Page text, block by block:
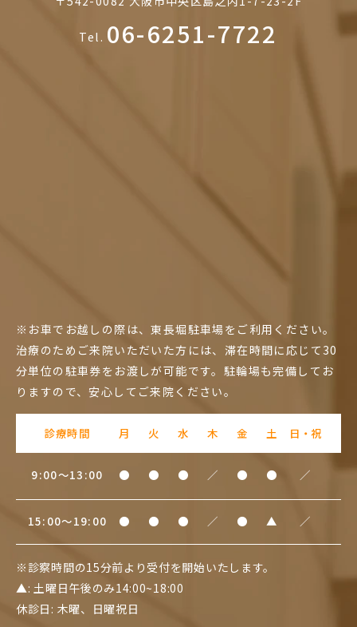
Tel. 06-6251-7722
※お車でお越しの際は、東長堀駐車場をご利用ください。
治療のためご来院いただいた方には、滞在時間に応じて30
分単位の駐車券をお渡しが可能です。駐輪場も完備してお
りますので、安心してご来院ください。
診療時間 月 火 水 木 金 土 日・祝
9:00～13:00 ● ● ● ／ ● ● ／
15:00～19:00 ● ● ● ／ ● ▲ ／
※診察時間の15分前より受付を開始いたします。
▲: 土曜日午後のみ14:00~18:00
休診日: 木曜、日曜祝日